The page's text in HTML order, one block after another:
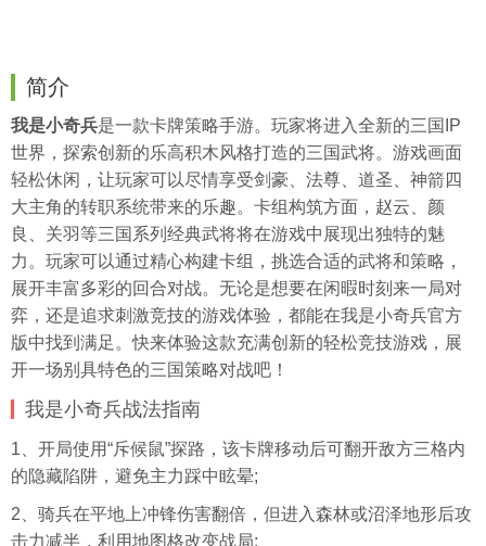
简介
我是小奇兵是一款卡牌策略手游。玩家将进入全新的三国IP
世界，探索创新的乐高积木风格打造的三国武将。游戏画面
轻松休闲，让玩家可以尽情享受剑豪、法尊、道圣、神箭四
大主角的转职系统带来的乐趣。卡组构筑方面，赵云、颜
良、关羽等三国系列经典武将将在游戏中展现出独特的魅
力。玩家可以通过精心构建卡组，挑选合适的武将和策略，
展开丰富多彩的回合对战。无论是想要在闲暇时刻来一局对
弈，还是追求刺激竞技的游戏体验，都能在我是小奇兵官方
版中找到满足。快来体验这款充满创新的轻松竞技游戏，展
开一场别具特色的三国策略对战吧！
我是小奇兵战法指南
1、开局使用“斥候鼠”探路，该卡牌移动后可翻开敌方三格内
的隐藏陷阱，避免主力踩中眩晕;
2、骑兵在平地上冲锋伤害翻倍，但进入森林或沼泽地形后攻
击力减半，利用地图格改变战局;